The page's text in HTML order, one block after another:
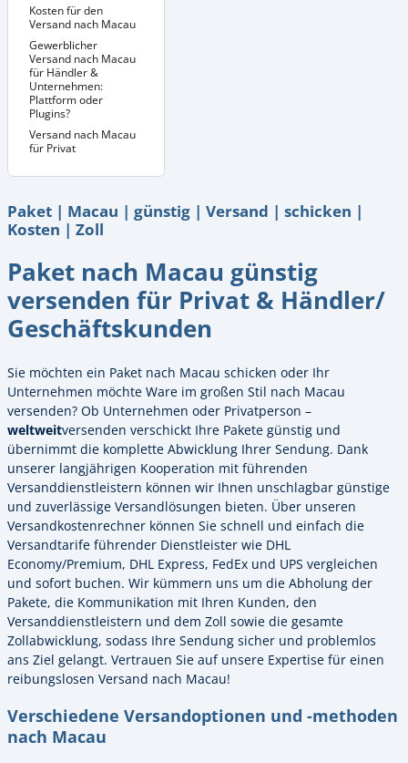
Kosten für den
Versand nach Macau
Gewerblicher
Versand nach Macau
für Händler &
Unternehmen:
Plattform oder
Plugins?
Versand nach Macau
für Privat
Paket | Macau | günstig | Versand | schicken |
Kosten | Zoll
Paket nach Macau günstig
versenden für Privat & Händler/
Geschäftskunden
Sie möchten ein Paket nach Macau schicken oder Ihr
Unternehmen möchte Ware im großen Stil nach Macau
versenden? Ob Unternehmen oder Privatperson –
weltweitversenden verschickt Ihre Pakete günstig und
übernimmt die komplette Abwicklung Ihrer Sendung. Dank
unserer langjährigen Kooperation mit führenden
Versanddienstleistern können wir Ihnen unschlagbar günstige
und zuverlässige Versandlösungen bieten. Über unseren
Versandkostenrechner können Sie schnell und einfach die
Versandtarife führender Dienstleister wie DHL
Economy/Premium, DHL Express, FedEx und UPS vergleichen
und sofort buchen. Wir kümmern uns um die Abholung der
Pakete, die Kommunikation mit Ihren Kunden, den
Versanddienstleistern und dem Zoll sowie die gesamte
Zollabwicklung, sodass Ihre Sendung sicher und problemlos
ans Ziel gelangt. Vertrauen Sie auf unsere Expertise für einen
reibungslosen Versand nach Macau!
Verschiedene Versandoptionen und -methoden
nach Macau